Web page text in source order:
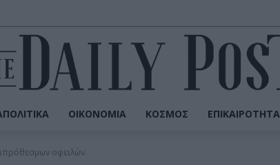
ΟΙΚΟΝΟΜΊΑ ΚΌΣΜΟΣ ΕΠΙΚΑΙΡΌΤΗΤΑ
οφειλών